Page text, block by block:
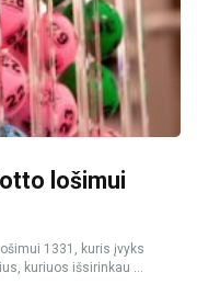
lošimui
1331, kuris įvyks
kuriuos išsirinkau ...